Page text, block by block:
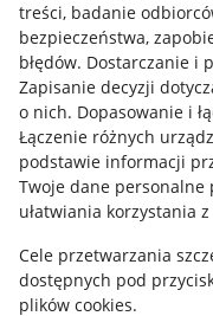
treści, badanie
bezpieczeństwa,
błędów. Dostarczanie i
Zapisanie decyzji
o nich. Dopasowanie i
Łączenie różnych
podstawie informacji
Twoje dane personalne
ułatwiania korzystania
Cele przetwarzania
dostępnych pod
plików cookies.
Mapa miejscowości
Informacje prawne
Regulamin
Polityka plików
Ustawienia plików
Udostępnianie
Informacje dla Aktu o